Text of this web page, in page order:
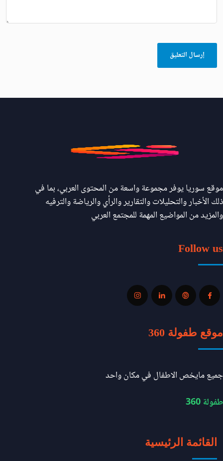
موقع سوريا يوفر مجموعة واسعة من المحتوى العربي، بما في
ذلك الأخبار والتحليلات والتقارير والرأي والرياضة والترفيه
والمزيد من المواضيع المهمة للمجتمع العربي
Follow us
موقع طفولة 360
جميع مايخص الاطفال في مكان واحد
طفولة 360
القائمة الرئيسية